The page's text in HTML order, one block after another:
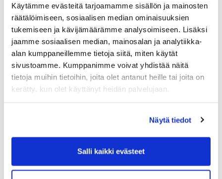
Käytämme evästeitä tarjoamamme sisällön ja mainosten
räätälöimiseen, sosiaalisen median ominaisuuksien
tukemiseen ja kävijämäärämme analysoimiseen. Lisäksi
jaamme sosiaalisen median, mainosalan ja analytiikka-
alan kumppaneillemme tietoja siitä, miten käytät
sivustoamme. Kumppanimme voivat yhdistää näitä
tietoja muihin tietoihin, joita olet antanut heille tai joita on
kerätty, kun olet käyttänyt heidän palvelujaan.
Näytä tiedot
Salli kaikki evästeet
Viikkokisat ovat Hartola Golfklubin jäsenille
Kisaviikot ovat 20-34
Viikkokisakierroksen hinta on 2€ ja se maksetaan
caddiemasterille ennen kierrosta.
Jokaisen viikkokisan kolme parasta saavat
lounaslahjakortteja
kolme lounasta
kaksi lounasta
Jokainen kierros maksaa 2€ ja pelataan tuttuun